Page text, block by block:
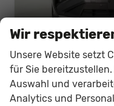
Hyundai
1,6 T-GDi DCT
unverbindliche Lieferzeit:
Wir
Unsere Website setzt
für Sie
Auswahl und
Analytics und